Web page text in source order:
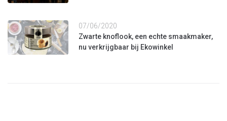
07/06/2020
Zwarte knoflook, een echte smaakmaker,
nu verkrijgbaar bij Ekowinkel